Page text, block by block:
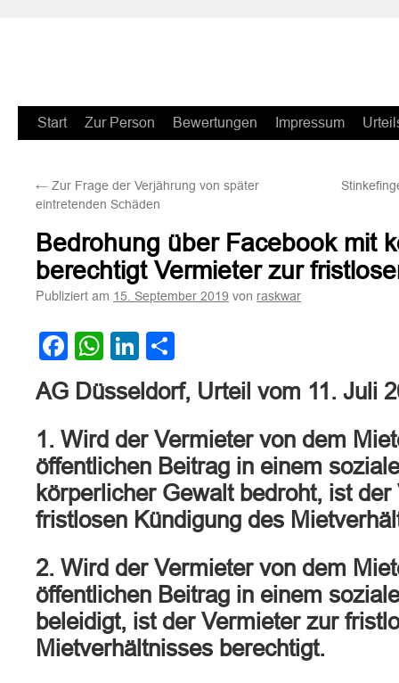
Zum
springen
Start Zur Person Bewertungen Impressum
← Zur Frage der Verjährung von später
eintretenden Schäden
Bedrohung über Facebook mit
berechtigt Vermieter zur
Publiziert am 15. September 2019 von raskwar
Facebook
WhatsApp
LinkedIn
AG Düsseldorf, Urteil vom 11. Juli
1. Wird der Vermieter von dem
öffentlichen Beitrag in einem
körperlicher Gewalt bedroht, ist
fristlosen Kündigung des
2. Wird der Vermieter von dem
öffentlichen Beitrag in einem
beleidigt, ist der Vermieter zur
Mietverhältnisses berechtigt.